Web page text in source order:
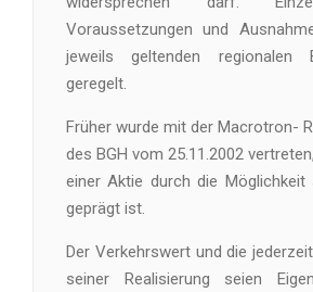
Voraussetzungen und
jeweils geltenden regionalen
geregelt.
Früher wurde mit der Macrotron-
des BGH vom 25.11.2002
einer Aktie durch die Möglichkeit
geprägt ist.
Der Verkehrswert und die
seiner Realisierung seien